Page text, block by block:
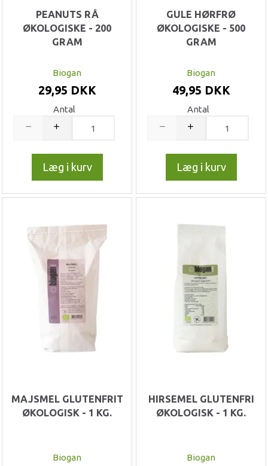
PEANUTS RÅ
ØKOLOGISKE - 200
GRAM
Biogan
29,95 DKK
Antal
Læg i kurv
GULE HØRFRØ
ØKOLOGISKE - 500
GRAM
Biogan
49,95 DKK
Antal
Læg i kurv
MAJSMEL GLUTENFRIT
ØKOLOGISK - 1 KG.
Biogan
HIRSEMEL GLUTENFRI
ØKOLOGISK - 1 KG.
Biogan